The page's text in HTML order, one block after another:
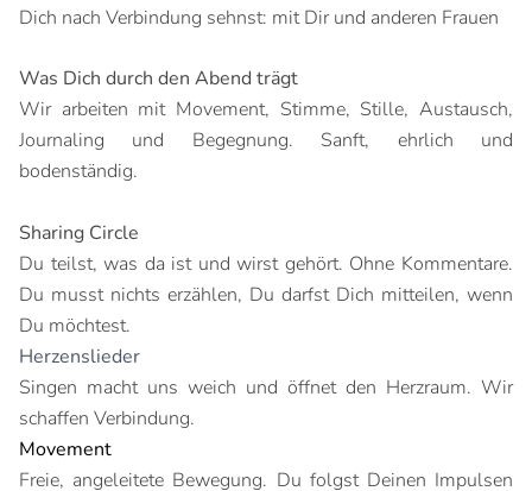
Dich nach Verbindung sehnst: mit Dir und anderen Frauen
Was Dich durch den Abend trägt
Wir arbeiten mit Movement, Stimme, Stille, Austausch,
Journaling und Begegnung. Sanft, ehrlich und
bodenständig.
Sharing Circle
Du teilst, was da ist und wirst gehört. Ohne Kommentare.
Du musst nichts erzählen, Du darfst Dich mitteilen, wenn
Du möchtest.
Herzenslieder
Singen macht uns weich und öffnet den Herzraum. Wir
schaffen Verbindung.
Movement
Freie, angeleitete Bewegung. Du folgst Deinen Impulsen